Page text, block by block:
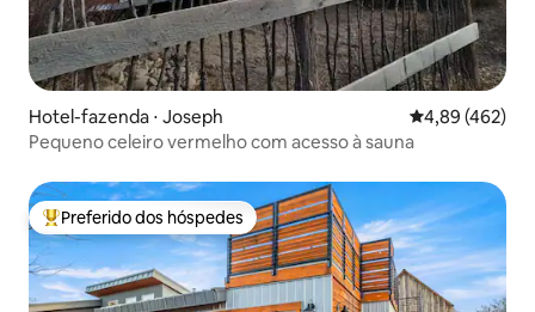
Hotel-fazenda ⋅ Joseph 4,89 de uma
4,89 (462)
Pequeno celeiro vermelho com acesso à sauna
Entre os melhores preferidos dos hóspedes
Preferido dos hóspedes